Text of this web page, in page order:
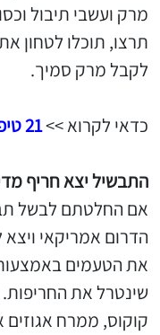
מרק ועשבי תיבול
תרצו, תוכלו לטחון
לקבל מרק סמיך.
כדאי לקרוא >>21 טיפים לקיצור זמן הבישול במטבח
התבשיל יצא חריף
אם החלטתם לבשל
הדרום אמריקאי
את הטעמים
שינטרל את החריפות.
קוקוס, ממרח